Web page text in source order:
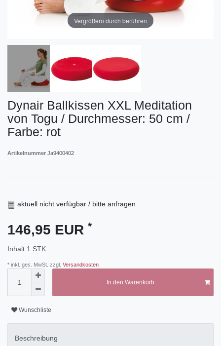
Vergrößern durch berühren
Dynair Ballkissen XXL Meditation
von Togu / Durchmesser: 50 cm /
Farbe: rot
Artikelnummer Ja9400402
aktuell nicht verfügbar / bitte anfragen
146,95 EUR *
Inhalt 1 STK
* inkl. ges. MwSt. zzgl. Versandkosten
In den Warenkorb
Wunschliste
Beschreibung